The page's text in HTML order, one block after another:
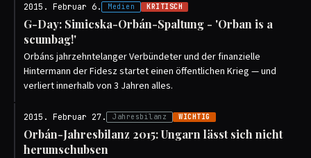
2015. Februar 6. Medien KRITISCH
G-Day: Simicska-Orbán-Spaltung - 'Orban is a
scumbag!'
Orbáns jahrzehntelanger Verbündeter und der finanzielle
Hintermann der Fidesz startet einen öffentlichen Krieg — und
verliert innerhalb von 3 Jahren alles.
2015. Februar 27. Jahresbilanz WICHTIG
Orbán-Jahresbilanz 2015: Ungarn lässt sich nicht
herumschubsen